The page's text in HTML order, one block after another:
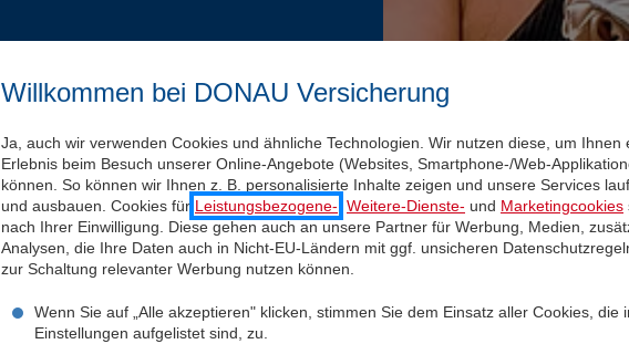
Willkommen bei DONAU Versicherung
Ja, auch wir verwenden Cookies und ähnliche Technologien. Wir nutzen diese, um Ihnen
Erlebnis beim Besuch unserer Online-Angebote (Websites, Smartphone-/Web-
können. So können wir Ihnen z. B. personalisierte Inhalte zeigen und unsere Services
und ausbauen. Cookies für Leistungsbezogene- Weitere-Dienste- und Marketingcookies
nach Ihrer Einwilligung. Diese gehen auch an unsere Partner für Werbung, Medien,
Analysen, die Ihre Daten auch in Nicht-EU-Ländern mit ggf. unsicheren
zur Schaltung relevanter Werbung nutzen können.
Wenn Sie auf „Alle akzeptieren" klicken, stimmen Sie dem Einsatz aller Cookies, die
Einstellungen aufgelistet sind, zu.